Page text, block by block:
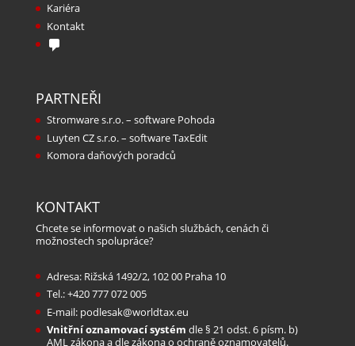
Kariéra
Kontakt
PARTNEŘI
Stromware s.r.o. – software Pohoda
Luyten CZ s.r.o. – software TaxEdit
Komora daňových poradců
KONTAKT
Chcete se informovat o našich službách, cenách či
možnostech spolupráce?
Adresa: Rižská 1492/2, 102 00 Praha 10
Tel.:+420 777 072 005
E-mail: podlesak@worldtax.eu
Vnitřní oznamovací systém dle § 21 odst. 6 písm. b)
AML zákona a dle zákona o ochraně oznamovatelů.